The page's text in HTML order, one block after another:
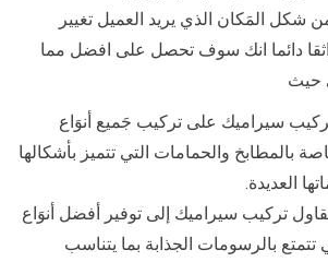
شكل المَكان الذي يريد العميل تغيير
دائما انك سوف تحصل على افضل مما
حيث
سيراميك على تركيب جَميع أنوَاع
بالمطابخ والحمامات التي تتميز بأشكالها
العديدة.
تركيب سيراميك إلى توفير أفضل أنوَاع
تتمتع بالرسومات الجذابة بما يتناسب